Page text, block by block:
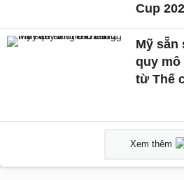
Cup
Mỹ sẵn
quy
từ Thế
Xem thêm